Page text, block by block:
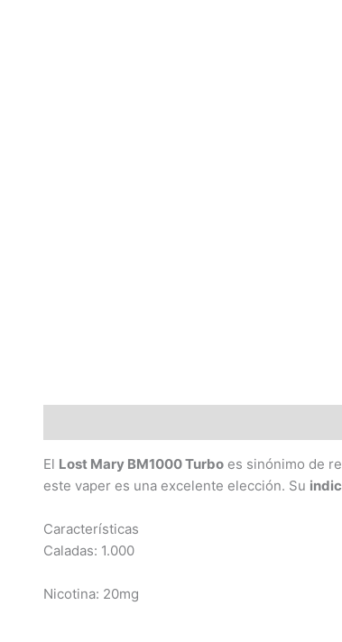
El Lost Mary BM1000 Turbo es sinónimo de
este vaper es una excelente elección. Su
Características
Caladas: 1.000
Nicotina: 20mg